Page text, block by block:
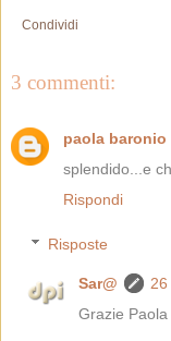
Condividi
3 commenti:
paola baronio
splendido...e
Rispondi
Risposte
Sar@
26
Grazie Paola